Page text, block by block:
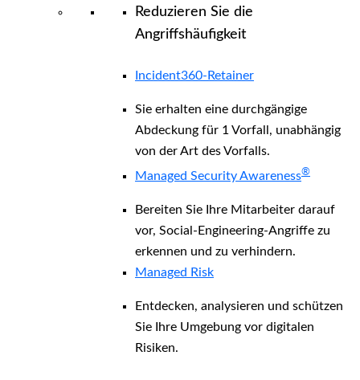
Reduzieren Sie die
Angriffshäufigkeit
Incident360-Retainer
Sie erhalten eine durchgängige
Abdeckung für 1 Vorfall, unabhängig
von der Art des Vorfalls.
Managed Security Awareness®
Bereiten Sie Ihre Mitarbeiter darauf
vor, Social-Engineering-Angriffe zu
erkennen und zu verhindern.
Managed Risk
Entdecken, analysieren und schützen
Sie Ihre Umgebung vor digitalen
Risiken.